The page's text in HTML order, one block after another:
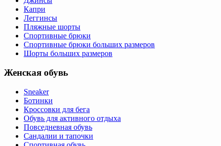
Капри
Леггинсы
Пляжные шорты
Спортивные брюки
Спортивные брюки больших размеров
Шорты больших размеров
Женская обувь
Sneaker
Ботинки
Кроссовки для бега
Обувь для активного отдыха
Повседневная обувь
Сандалии и тапочки